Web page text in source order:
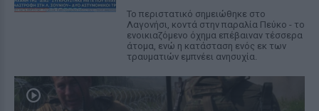
Το περιστατικό σημειώθηκε στο
Λαγονήσι, κοντά στην παραλία Πεύκο - το
ενοικιαζόμενο όχημα επέβαιναν τέσσερα
άτομα, ενώ η κατάσταση ενός εκ των
τραυματιών εμπνέει ανησυχία.